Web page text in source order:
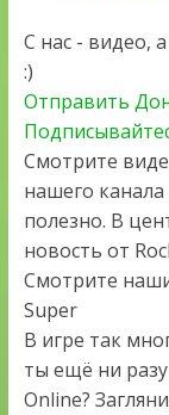
С нас - видео,
:)
Отправить
Смотрите
нашего
полезно. В
новость от
Смотрите
Super
В игре так
ты ещё ни
Online?